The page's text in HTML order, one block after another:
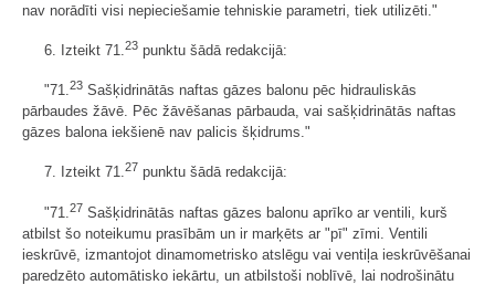
nav norādīti visi nepieciešamie tehniskie parametri, tiek utilizēti."
6. Izteikt 71. 23 punktu šādā redakcijā:
"71.23 Sašķidrinātās naftas gāzes balonu pēc hidrauliskās
pārbaudes žāvē. Pēc žāvēšanas pārbauda, vai sašķidrinātās naftas
gāzes balona iekšienē nav palicis šķidrums."
7. Izteikt 71.27 punktu šādā redakcijā:
"71. 27 Sašķidrinātās naftas gāzes balonu aprīko ar ventili, kurš
atbilst šo noteikumu prasībām un ir marķēts ar "pī" zīmi. Ventili
ieskrūvē, izmantojot dinamometrisko atslēgu vai ventiļa ieskrūvēšanai
paredzēto automātisko iekārtu, un atbilstoši noblīvē, lai nodrošinātu